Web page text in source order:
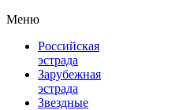
Меню
Российская
эстрада
Зарубежная
эстрада
Звездные